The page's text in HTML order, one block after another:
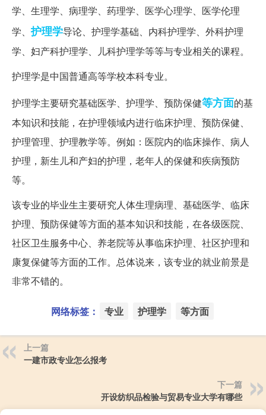
学、生理学、病理学、药理学、医学心理学、医学伦理
学、护理学导论、护理学基础、内科护理学、外科护理
学、妇产科护理学、儿科护理学等等与专业相关的课程。
护理学是中国普通高等学校本科专业。
护理学主要研究基础医学、护理学、预防保健等方面的基
本知识和技能，在护理领域内进行临床护理、预防保健、
护理管理、护理教学等。例如：医院内的临床操作、病人
护理，新生儿和产妇的护理，老年人的保健和疾病预防
等。
该专业的毕业生主要研究人体生理病理、基础医学、临床
护理、预防保健等方面的基本知识和技能，在各级医院、
社区卫生服务中心、养老院等从事临床护理、社区护理和
康复保健等方面的工作。总体说来，该专业的就业前景是
非常不错的。
网络标签： 专业 护理学 等方面
上一篇
一建市政专业怎么报考
下一篇
开设纺织品检验与贸易专业大学有哪些